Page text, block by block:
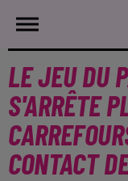
LE JEU DU
S'ARRÊTE
CONTACT